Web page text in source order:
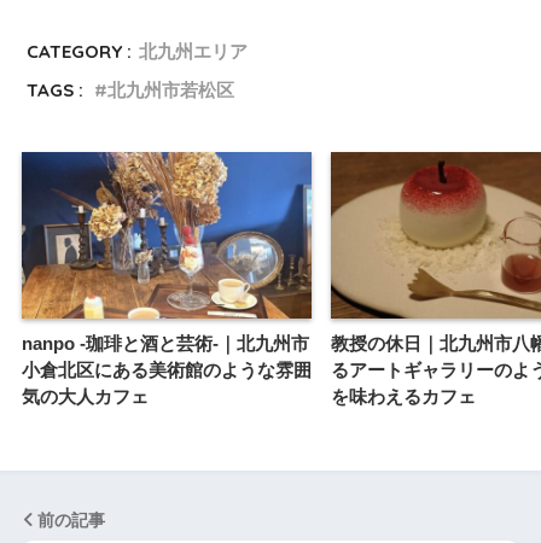
CATEGORY : 北九州エリア
TAGS :
北九州市若松区
nanpo -珈琲と酒と芸術-｜北九州市
小倉北区にある美術館のような雰囲
気の大人カフェ
教授の休日｜北九州市八
るアートギャラリーのよ
を味わえるカフェ
前の記事